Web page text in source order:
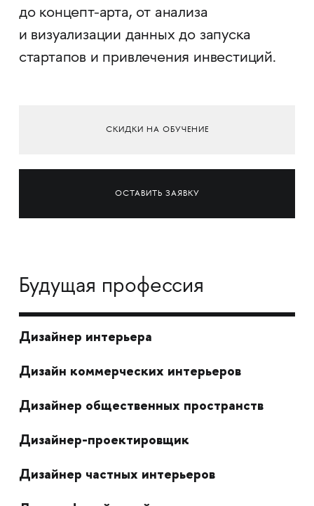
до концепт-арта, от анализа
и визуализации данных до запуска
стартапов и привлечения инвестиций.
СКИДКИ НА ОБУЧЕНИЕ
ОСТАВИТЬ ЗАЯВКУ
Будущая профессия
Дизайнер интерьера
Дизайн коммерческих интерьеров
Дизайнер общественных пространств
Дизайнер-проектировщик
Дизайнер частных интерьеров